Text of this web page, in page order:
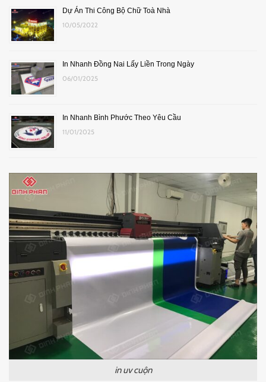
Dự Án Thi Công Bộ Chữ Toà Nhà
10/05/2022
In Nhanh Đồng Nai Lấy Liền Trong Ngày
06/01/2025
In Nhanh Bình Phước Theo Yêu Cầu
11/01/2025
in uv cuộn